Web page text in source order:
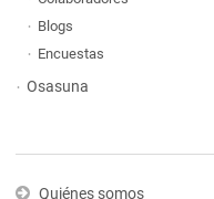
Blogs
Encuestas
Osasuna
Quiénes somos